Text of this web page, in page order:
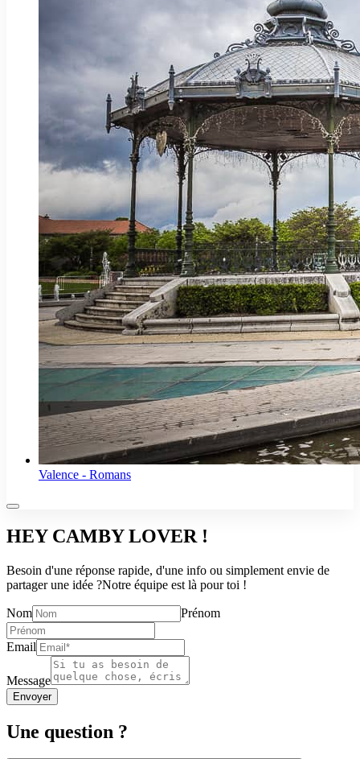
Valence - Romans
HEY CAMBY LOVER !
Besoin d'une réponse rapide, d'une info ou simplement envie de
partager une idée ?Notre équipe est là pour toi !
Nom Prénom
Email
Message
Envoyer
Une question ?